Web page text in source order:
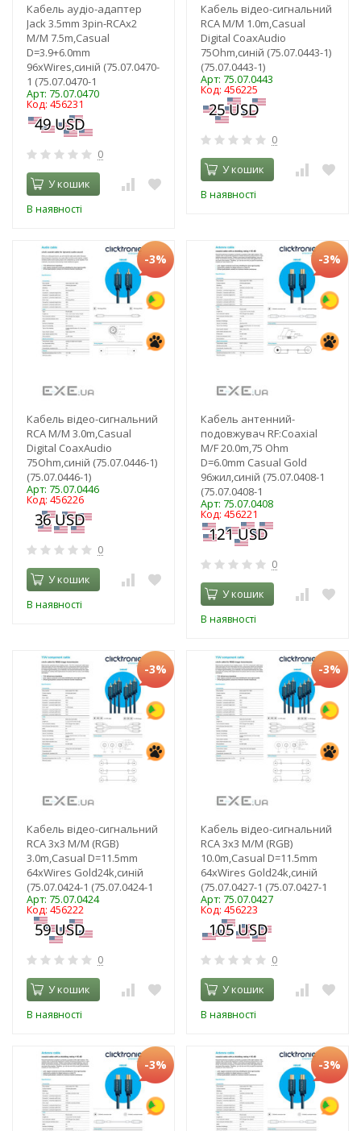
Кабель аудіо-адаптер
Jack 3.5mm 3pin-RCAx2
M/M 7.5m,Casual
D=3.9+6.0mm
96xWires,синій (75.07.0470-
1 (75.07.0470-1
Арт: 75.07.0470
Код: 456231
0
У кошик
В наявності
Кабель відео-сигнальний
RCA M/M 1.0m,Casual
Digital CoaxAudio
75Ohm,синій (75.07.0443-1)
(75.07.0443-1)
Арт: 75.07.0443
Код: 456225
0
У кошик
В наявності
-3%
Кабель відео-сигнальний
RCA M/M 3.0m,Casual
Digital CoaxAudio
75Ohm,синій (75.07.0446-1)
(75.07.0446-1)
Арт: 75.07.0446
Код: 456226
0
У кошик
В наявності
-3%
Кабель антенний-
подовжувач RF:Coaxial
M/F 20.0m,75 Ohm
D=6.0mm Casual Gold
96жил,синій (75.07.0408-1
(75.07.0408-1
Арт: 75.07.0408
Код: 456221
0
У кошик
В наявності
-3%
Кабель відео-сигнальний
RCA 3x3 M/M (RGB)
3.0m,Casual D=11.5mm
64xWires Gold24k,синій
(75.07.0424-1 (75.07.0424-1
Арт: 75.07.0424
Код: 456222
0
У кошик
В наявності
-3%
Кабель відео-сигнальний
RCA 3x3 M/M (RGB)
10.0m,Casual D=11.5mm
64xWires Gold24k,синій
(75.07.0427-1 (75.07.0427-1
Арт: 75.07.0427
Код: 456223
0
У кошик
В наявності
-3% -3%